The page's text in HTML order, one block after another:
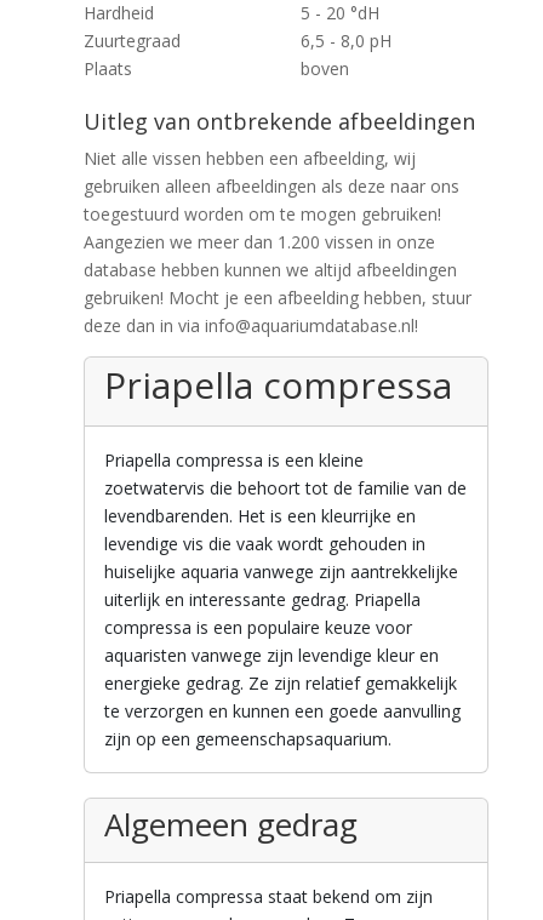
Hardheid
5 - 20 °dH
Zuurtegraad
6,5 - 8,0 pH
Plaats
boven
Uitleg van ontbrekende afbeeldingen
Niet alle vissen hebben een afbeelding, wij
gebruiken alleen afbeeldingen als deze naar ons
toegestuurd worden om te mogen gebruiken!
Aangezien we meer dan 1.200 vissen in onze
database hebben kunnen we altijd afbeeldingen
gebruiken! Mocht je een afbeelding hebben, stuur
deze dan in via info@aquariumdatabase.nl!
Priapella compressa
Priapella compressa is een kleine
zoetwatervis die behoort tot de familie van de
levendbarenden. Het is een kleurrijke en
levendige vis die vaak wordt gehouden in
huiselijke aquaria vanwege zijn aantrekkelijke
uiterlijk en interessante gedrag. Priapella
compressa is een populaire keuze voor
aquaristen vanwege zijn levendige kleur en
energieke gedrag. Ze zijn relatief gemakkelijk
te verzorgen en kunnen een goede aanvulling
zijn op een gemeenschapsaquarium.
Algemeen gedrag
Priapella compressa staat bekend om zijn